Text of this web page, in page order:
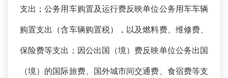
支出；公务用车购置及运行费反映单位公务用车车辆
购置支出（含车辆购置税），以及燃料费、维修费、
保险费等支出；因公出国（境）费反映单位公务出国
（境）的国际旅费、国外城市间交通费、食宿费等支